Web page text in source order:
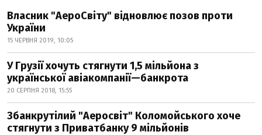
Власник "АероСвіту" відновлює позов проти
України
15 ЧЕРВНЯ 2019, 10:05
У Грузії хочуть стягнути 1,5 мільйона з
української авіакомпанії—банкрота
20 СЕРПНЯ 2018, 15:55
Збанкрутілий "Аеросвіт" Коломойського хоче
стягнути з Приватбанку 9 мільйонів